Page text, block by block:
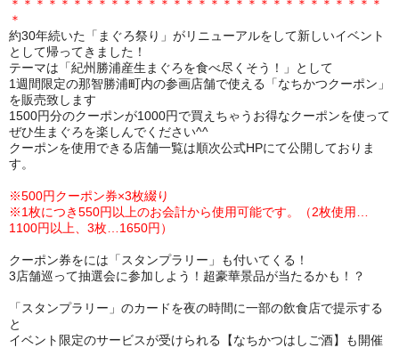
＊＊＊＊＊＊＊＊＊＊＊＊＊＊＊＊＊＊＊＊＊＊＊＊＊＊＊＊＊＊
＊
約30年続いた「まぐろ祭り」がリニューアルをして新しいイベント
として帰ってきました！
テーマは「紀州勝浦産生まぐろを食べ尽くそう！」として
1週間限定の那智勝浦町内の参画店舗で使える「なちかつクーポン」
を販売致します
1500円分のクーポンが1000円で買えちゃうお得なクーポンを使って
ぜひ生まぐろを楽しんでください^^
クーポンを使用できる店舗一覧は順次公式HPにて公開しておりま
す。
※500円クーポン券×3枚綴り
※1枚につき550円以上のお会計から使用可能です。（2枚使用…
1100円以上、3枚…1650円）
クーポン券をには「スタンプラリー」も付いてくる！
3店舗巡って抽選会に参加しよう！超豪華景品が当たるかも！？
「スタンプラリー」のカードを夜の時間に一部の飲食店で提示する
と
イベント限定のサービスが受けられる【なちかつはしご酒】も開催